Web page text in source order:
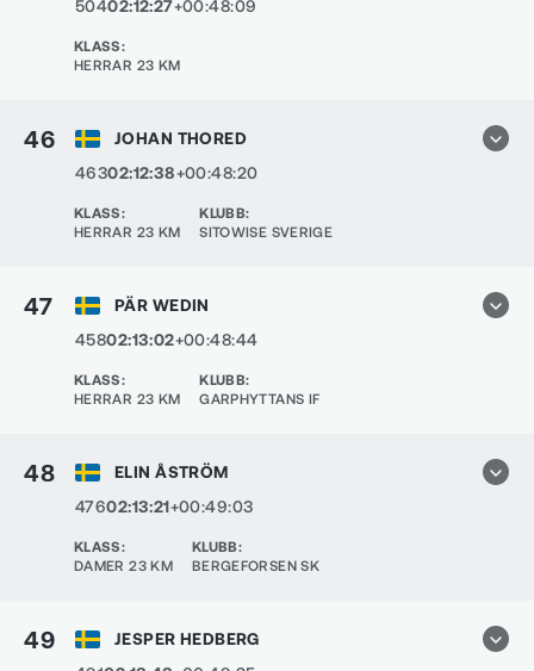
50402:12:27+00:48:09
KLASS:
HERRAR 23 KM
46
JOHAN THORED
46302:12:38+00:48:20
KLASS:
HERRAR 23 KM
KLUBB:
SITOWISE SVERIGE
47
PÄR WEDIN
45802:13:02+00:48:44
KLASS:
HERRAR 23 KM
KLUBB:
GARPHYTTANS IF
48
ELIN ÅSTRÖM
47602:13:21+00:49:03
KLASS:
DAMER 23 KM
KLUBB:
BERGEFORSEN SK
49
JESPER HEDBERG